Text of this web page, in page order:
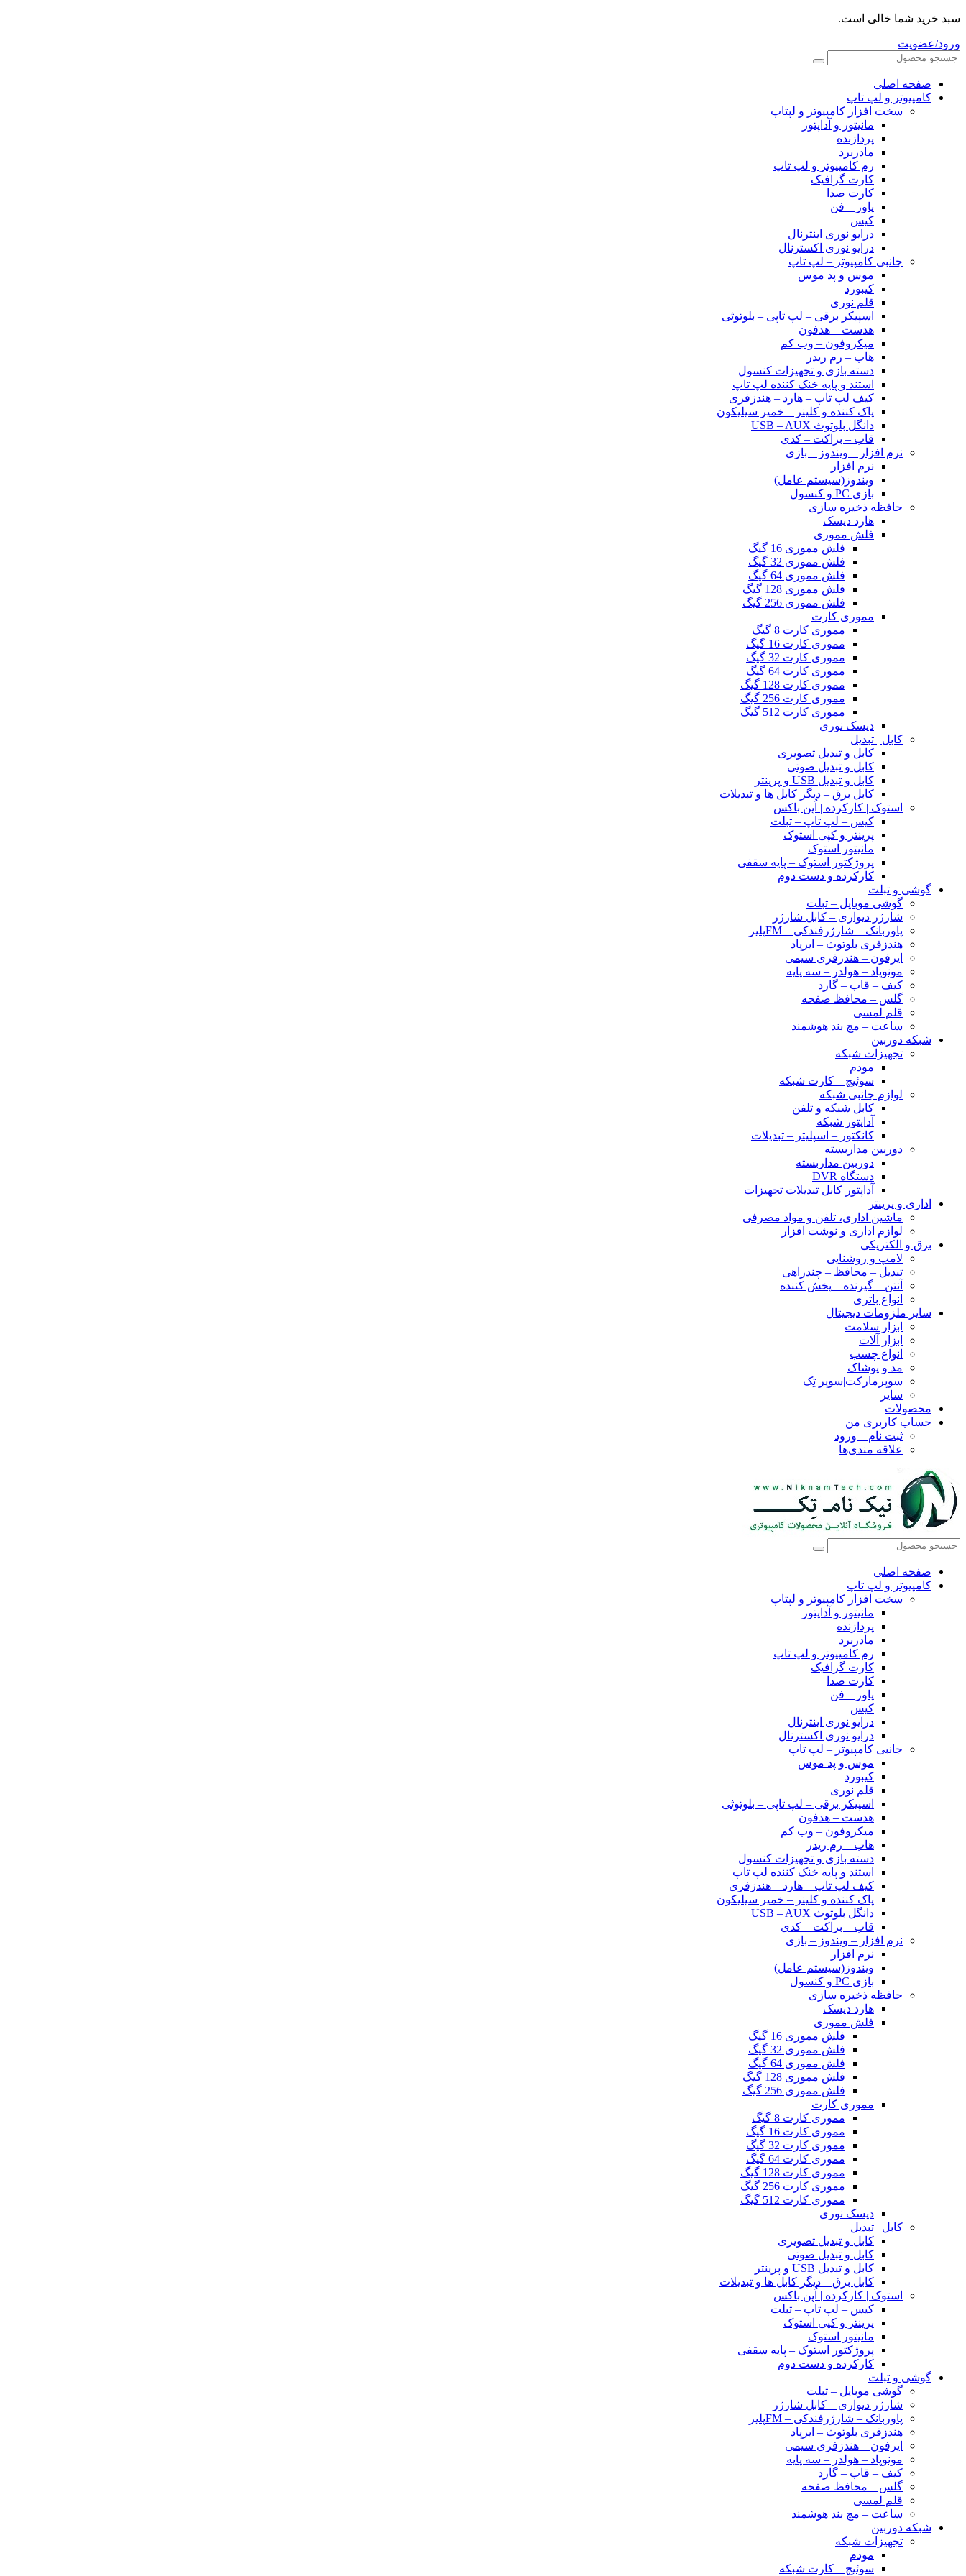
سبد خرید شما خالی است.
ورود/عضویت
صفحه اصلی
کامپیوتر و‌‌‌‌‌ لپ تاپ
سخت افزار کامپیوتر و لپتاپ
مانیتور و آداپتور
پردازنده
مادربرد
رم کامپیوتر و لپ تاپ
کارت گرافیک
کارت صدا
پاور – فن
کیس
درایو نوری اینترنال
درایو نوری اکسترنال
جانبی کامپیوتر – لپ تاپ
موس و پد موس
کیبورد
قلم نوری
اسپیکر برقی – لپ تاپی – بلوتوثی
هدست – هدفون
میکروفون – وب کم
هاب – رم ریدر
دسته بازی و تجهیزات کنسول
استند و پایه خنک کننده لپ تاپ
کیف لپ تاپ – هارد – هندزفری
پاک کننده و کلینر – خمیر سیلیکون
دانگل بلوتوث USB – AUX
قاب – براکت – کدی
نرم افزار – ویندوز – بازی
نرم افزار
ویندوز(سیستم عامل)
بازی PC و کنسول
حافظه ذخیره سازی
هارد دیسک
فلش مموری
فلش مموری 16 گیگ
فلش مموری 32 گیگ
فلش مموری 64 گیگ
فلش مموری 128 گیگ
فلش مموری 256 گیگ
مموری کارت
مموری کارت 8 گیگ
مموری کارت 16 گیگ
مموری کارت 32 گیگ
مموری کارت 64 گیگ
مموری کارت 128 گیگ
مموری کارت 256 گیگ
مموری کارت 512 گیگ
دیسک نوری
کابل | تبدیل
کابل و تبدیل تصویری
کابل و تبدیل صوتی
کابل و تبدیل USB و پرینتر
کابل برق – دیگر کابل ها و تبدیلات
استوک | کارکرده | اُپن باکس
کیس – لپ تاپ – تبلت
پرینتر و کپی استوک
مانیتور استوک
پروژکتور استوک – پایه سقفی
کارکرده و دست دوم
گوشی و تبلت
گوشی موبایل – تبلت
شارژر دیواری – کابل شارژر
پاوربانک – شارژرفندکی – FMپلیر
هندزفری بلوتوث – ایرپاد
ایرفون – هندزفری سیمی
مونوپاد – هولدر – سه پایه
کیف – قاب – گارد
گلس – محافظ صفحه
قلم لمسی
ساعت – مچ بند هوشمند
شبکه دوربین
تجهیزات شبکه
مودم
سوئیچ – کارت شبکه
لوازم جانبی شبکه
کابل شبکه و تلفن
آداپتور شبکه
کانکتور – اسپلیتر – تبدیلات
دوربین مداربسته
دوربین مداربسته
دستگاه DVR
آداپتور کابل تبدیلات تجهیزات
اداری و پرینتر
ماشین اداری، تلفن و مواد مصرفی
لوازم اداری و نوشت افزار
برق و الکتریکی
لامپ و روشنایی
تبدیل – محافظ – چندراهی
آنتن – گیرنده – پخش کننده
انواع باتری
سایر ملزومات دیجیتال
ابزار سلامت
ابزار آلات
انواع چسب
مد و پوشاک
سوپرمارکت|سوپر تِک
سایر
محصولات
حساب کاربری من
ثبت نام _ ورود
علاقه مندی‌ها
صفحه اصلی
کامپیوتر و‌‌‌‌‌ لپ تاپ
سخت افزار کامپیوتر و لپتاپ
مانیتور و آداپتور
پردازنده
مادربرد
رم کامپیوتر و لپ تاپ
کارت گرافیک
کارت صدا
پاور – فن
کیس
درایو نوری اینترنال
درایو نوری اکسترنال
جانبی کامپیوتر – لپ تاپ
موس و پد موس
کیبورد
قلم نوری
اسپیکر برقی – لپ تاپی – بلوتوثی
هدست – هدفون
میکروفون – وب کم
هاب – رم ریدر
دسته بازی و تجهیزات کنسول
استند و پایه خنک کننده لپ تاپ
کیف لپ تاپ – هارد – هندزفری
پاک کننده و کلینر – خمیر سیلیکون
دانگل بلوتوث USB – AUX
قاب – براکت – کدی
نرم افزار – ویندوز – بازی
نرم افزار
ویندوز(سیستم عامل)
بازی PC و کنسول
حافظه ذخیره سازی
هارد دیسک
فلش مموری
فلش مموری 16 گیگ
فلش مموری 32 گیگ
فلش مموری 64 گیگ
فلش مموری 128 گیگ
فلش مموری 256 گیگ
مموری کارت
مموری کارت 8 گیگ
مموری کارت 16 گیگ
مموری کارت 32 گیگ
مموری کارت 64 گیگ
مموری کارت 128 گیگ
مموری کارت 256 گیگ
مموری کارت 512 گیگ
دیسک نوری
کابل | تبدیل
کابل و تبدیل تصویری
کابل و تبدیل صوتی
کابل و تبدیل USB و پرینتر
کابل برق – دیگر کابل ها و تبدیلات
استوک | کارکرده | اُپن باکس
کیس – لپ تاپ – تبلت
پرینتر و کپی استوک
مانیتور استوک
پروژکتور استوک – پایه سقفی
کارکرده و دست دوم
گوشی و تبلت
گوشی موبایل – تبلت
شارژر دیواری – کابل شارژر
پاوربانک – شارژرفندکی – FMپلیر
هندزفری بلوتوث – ایرپاد
ایرفون – هندزفری سیمی
مونوپاد – هولدر – سه پایه
کیف – قاب – گارد
گلس – محافظ صفحه
قلم لمسی
ساعت – مچ بند هوشمند
شبکه دوربین
تجهیزات شبکه
مودم
سوئیچ – کارت شبکه